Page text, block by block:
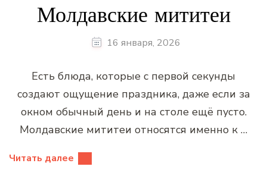
Молдавские мититеи
16 января, 2026
Есть блюда, которые с первой секунды
создают ощущение праздника, даже если за
окном обычный день и на столе ещё пусто.
Молдавские мититеи относятся именно к …
Читать далее